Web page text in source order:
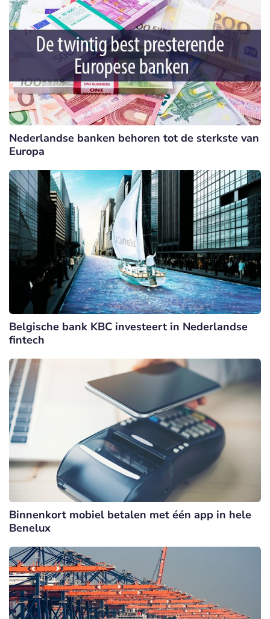
Nederlandse banken behoren tot de sterkste van
Europa
Belgische bank KBC investeert in Nederlandse
fintech
Binnenkort mobiel betalen met één app in hele
Benelux